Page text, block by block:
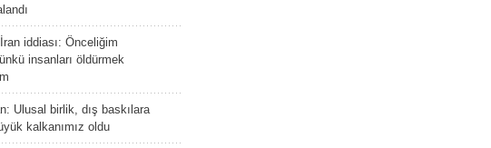
iddiası: Önceliğim
insanları öldürmek
Ulusal birlik, dış baskılara
kalkanımız oldu